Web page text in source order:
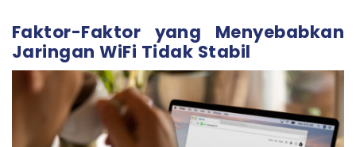
- 9. Cek FUP Bila Kecepatan Tiba-tiba Turun Drastis
- 10. Gunakan Repeater atau Mesh untuk Rumah
Bertingkat
Mau Koneksi WiFi Selalu Cepat dan Stabil di Rumah?
Coba Megavision Sekarang!
Faktor-Faktor yang Menyebabkan
Jaringan WiFi Tidak Stabil